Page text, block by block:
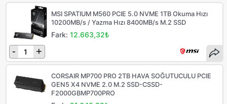
MSI SPATIUM M560 PCIE 5.0 NVME 1TB Okuma Hızı
10200MB/s / Yazma Hızı 8400MB/s M.2 SSD
Fark:12.663,32₺
- +
CORSAIR MP700 PRO 2TB HAVA SOĞUTUCULU PCIE
GEN5 X4 NVME 2.0 M.2 SSD-CSSD-
F2000GBMP700PRO